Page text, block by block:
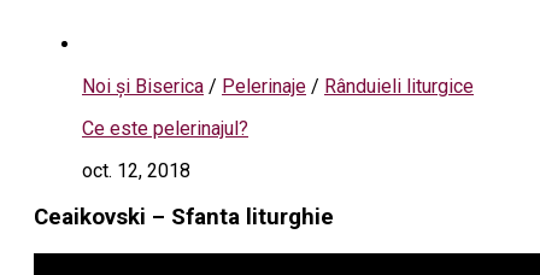
Noi și Biserica / Pelerinaje / Rânduieli liturgice
Ce este pelerinajul?
oct. 12, 2018
Ceaikovski – Sfanta liturghie